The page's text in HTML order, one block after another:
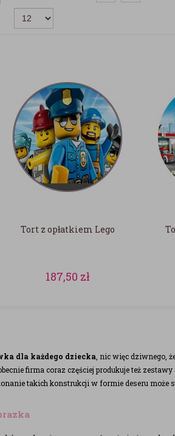
Tort z opłatkiem Lego
187,50 zł
dla każdego dziecka , nic więc dziwnego,
firma coraz częściej produkuje też
takich konstrukcji w formie deseru może